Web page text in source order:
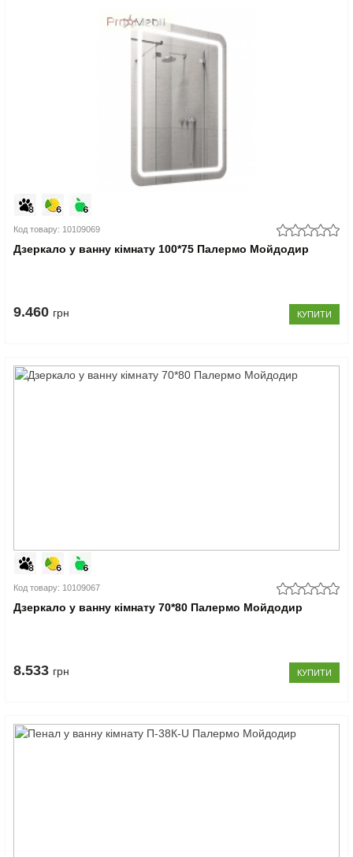
Код товару: 10109069
Дзеркало у ванну кімнату 100*75 Палермо Мойдодир
9.460 грн КУПИТИ
Код товару: 10109067
Дзеркало у ванну кімнату 70*80 Палермо Мойдодир
8.533 грн КУПИТИ